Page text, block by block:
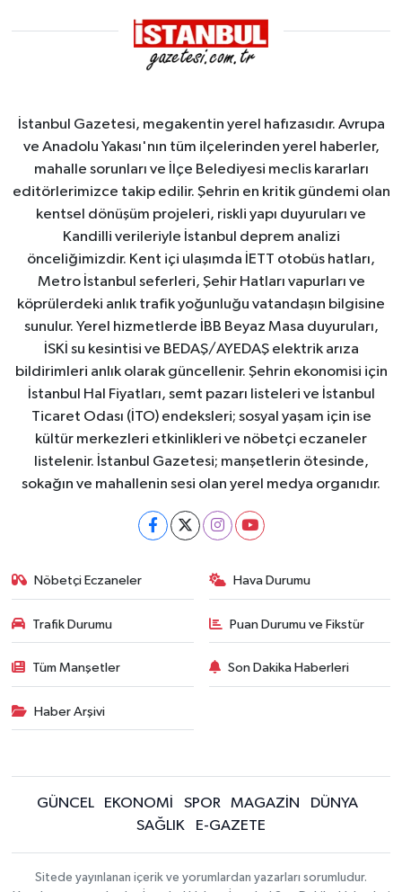
İstanbul Gazetesi, megakentin yerel hafızasıdır. Avrupa
ve Anadolu Yakası'nın tüm ilçelerinden yerel haberler,
mahalle sorunları ve İlçe Belediyesi meclis kararları
editörlerimizce takip edilir. Şehrin en kritik gündemi olan
kentsel dönüşüm projeleri, riskli yapı duyuruları ve
Kandilli verileriyle İstanbul deprem analizi
önceliğimizdir. Kent içi ulaşımda İETT otobüs hatları,
Metro İstanbul seferleri, Şehir Hatları vapurları ve
köprülerdeki anlık trafik yoğunluğu vatandaşın bilgisine
sunulur. Yerel hizmetlerde İBB Beyaz Masa duyuruları,
İSKİ su kesintisi ve BEDAŞ/AYEDAŞ elektrik arıza
bildirimleri anlık olarak güncellenir. Şehrin ekonomisi için
İstanbul Hal Fiyatları, semt pazarı listeleri ve İstanbul
Ticaret Odası (İTO) endeksleri; sosyal yaşam için ise
kültür merkezleri etkinlikleri ve nöbetçi eczaneler
listelenir. İstanbul Gazetesi; manşetlerin ötesinde,
sokağın ve mahallenin sesi olan yerel medya organıdır.
Nöbetçi Eczaneler Hava Durumu
Trafik Durumu Puan Durumu ve Fikstür
Tüm Manşetler Son Dakika Haberleri
Haber Arşivi
GÜNCEL EKONOMİ SPOR MAGAZİN
DÜNYA
SAĞLIK
E-GAZETE
Sitede yayınlanan içerik ve yorumlardan yazarları sorumludur.